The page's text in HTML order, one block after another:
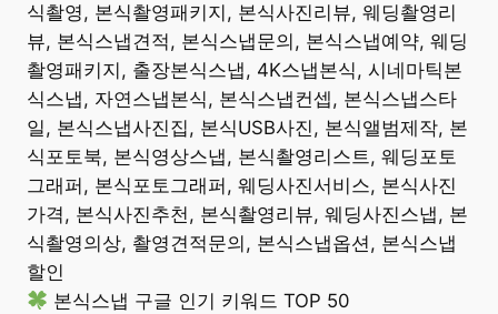
식촬영, 본식촬영패키지, 본식사진리뷰, 웨딩촬영리
뷰, 본식스냅견적, 본식스냅문의, 본식스냅예약, 웨딩
촬영패키지, 출장본식스냅, 4K스냅본식, 시네마틱본
식스냅, 자연스냅본식, 본식스냅컨셉, 본식스냅스타
일, 본식스냅사진집, 본식USB사진, 본식앨범제작, 본
식포토북, 본식영상스냅, 본식촬영리스트, 웨딩포토
그래퍼, 본식포토그래퍼, 웨딩사진서비스, 본식사진
가격, 본식사진추천, 본식촬영리뷰, 웨딩사진스냅, 본
식촬영의상, 촬영견적문의, 본식스냅옵션, 본식스냅
할인
본식스냅 구글 인기 키워드 TOP 50